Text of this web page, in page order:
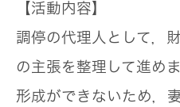
【活動内容】
調停の代理人として，
の主張を整理して進め
形成ができないため，